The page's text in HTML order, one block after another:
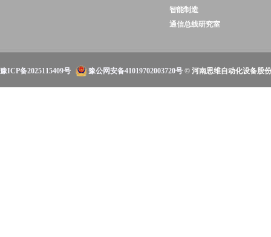
智能制造
通信总线研究室
豫ICP备2025115409号 豫公网安备41019702003720号 © 河南思维自动化设备股